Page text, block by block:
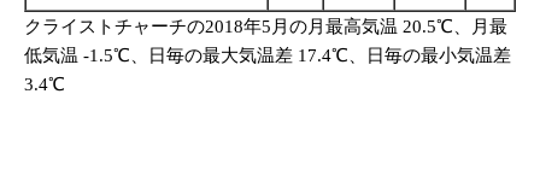
クライストチャーチの2018年5月の月最高気温 20.5℃、月最
低気温 -1.5℃、日毎の最大気温差 17.4℃、日毎の最小気温差
3.4℃